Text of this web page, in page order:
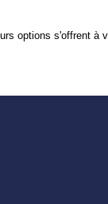
options s'offrent à